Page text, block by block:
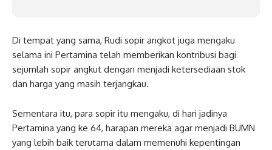
Di tempat yang sama, Rudi sopir angkot juga mengaku
selama ini Pertamina telah memberikan kontribusi bagi
sejumlah sopir angkut dengan menjadi ketersediaan stok
dan harga yang masih terjangkau.
Sementara itu, para sopir itu mengaku, di hari jadinya
Pertamina yang ke 64, harapan mereka agar menjadi BUMN
yang lebih baik terutama dalam memenuhi kepentingan